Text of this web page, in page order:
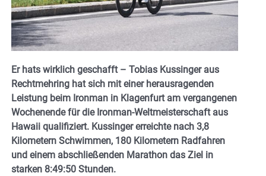
Er hats wirklich geschafft – Tobias Kussinger aus
Rechtmehring hat sich mit einer herausragenden
Leistung beim Ironman in Klagenfurt am vergangenen
Wochenende für die Ironman-Weltmeisterschaft aus
Hawaii qualifiziert. Kussinger erreichte nach 3,8
Kilometern Schwimmen, 180 Kilometern Radfahren
und einem abschließenden Marathon das Ziel in
starken 8:49:50 Stunden.